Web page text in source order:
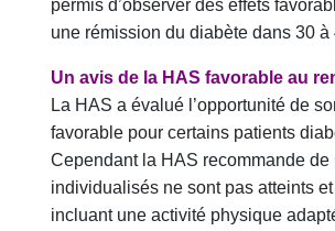
permis d’observer des effets
une rémission du diabète dans 30
Un avis de la HAS favorable au
La HAS a évalué l’opportunité de
favorable pour certains patients
Cependant la HAS recommande
individualisés ne sont pas atteints
incluant une activité physique